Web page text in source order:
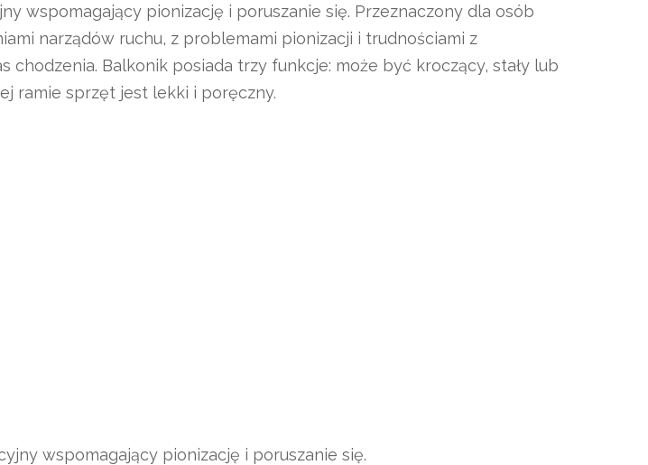
wspomagający pionizację i poruszanie się. Przeznaczony dla osób
narządów ruchu, z problemami pionizacji i trudnościami z
chodzenia. Balkonik posiada trzy funkcje: może być kroczący, stały lub
ramie sprzęt jest lekki i poręczny.
wspomagający pionizację i poruszanie się.